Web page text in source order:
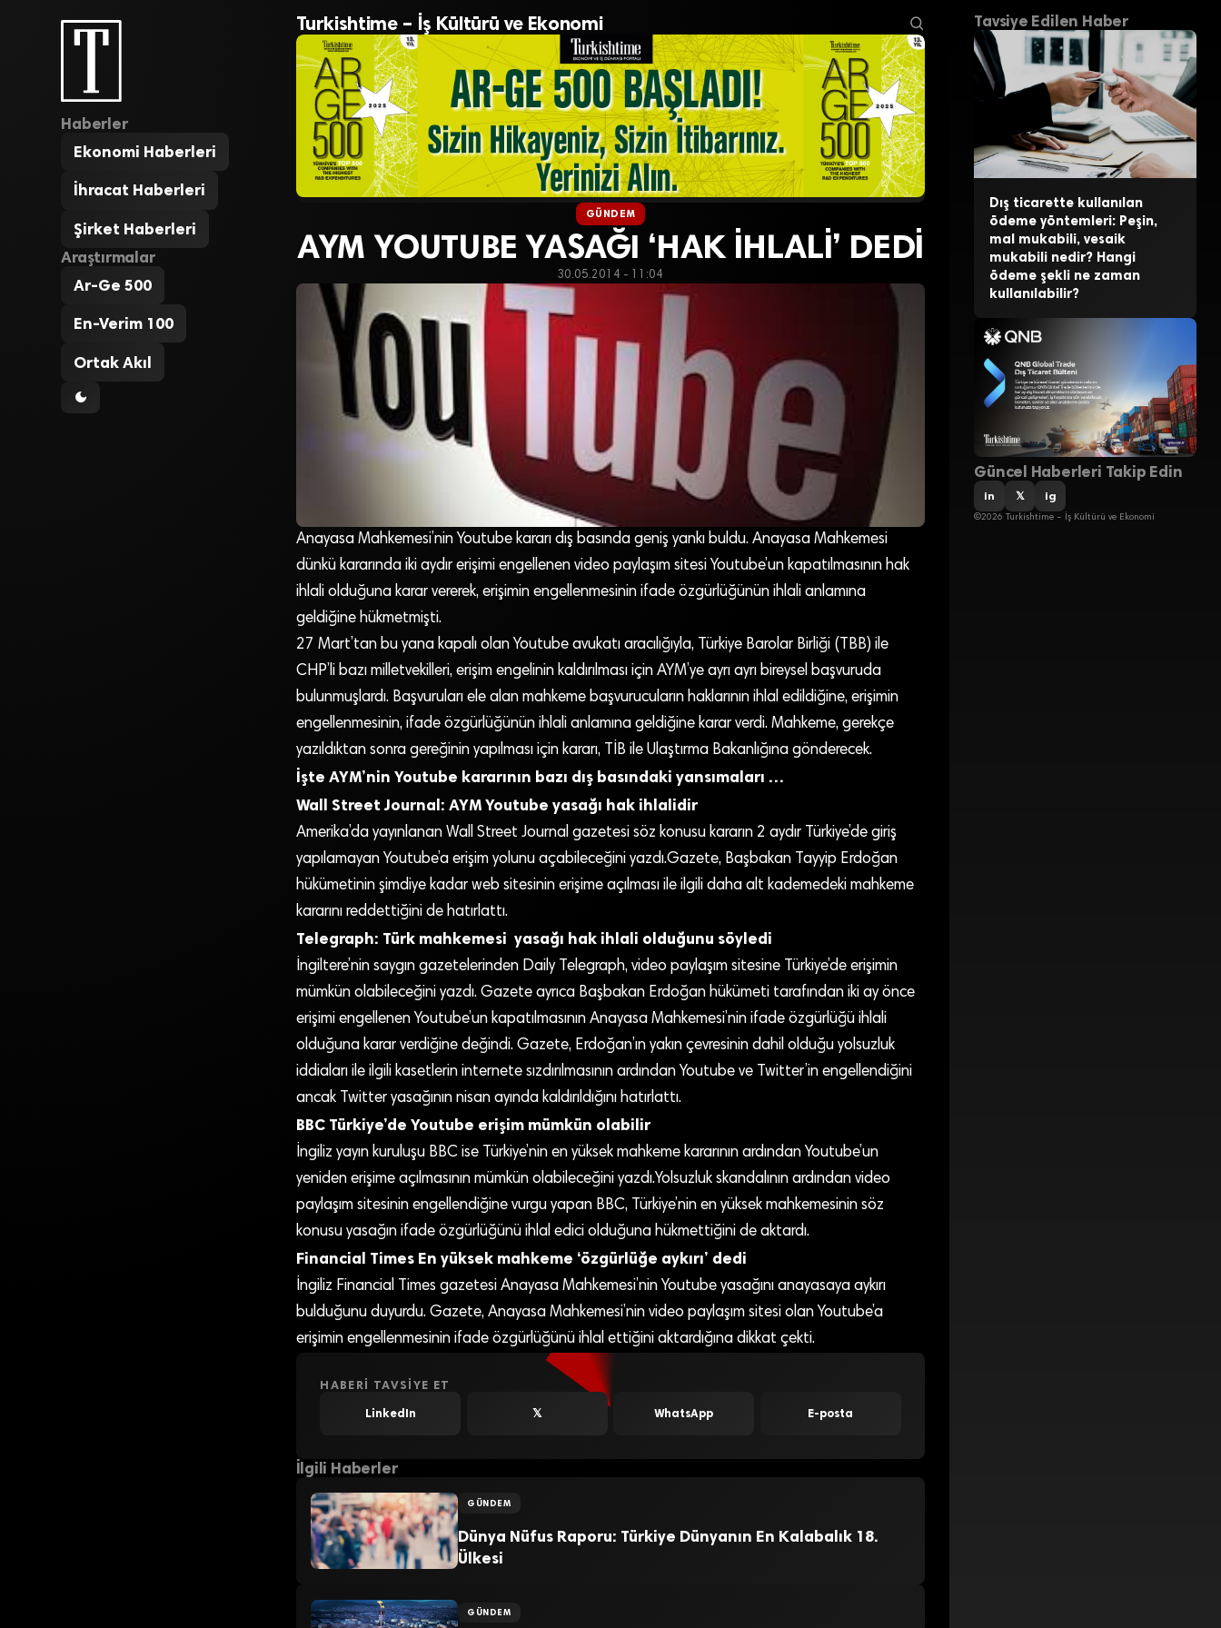
Haberler
Ekonomi Haberleri
İhracat Haberleri
Şirket Haberleri
Araştırmalar
Ar-Ge 500
En-Verim 100
Ortak Akıl
Turkishtime – İş Kültürü ve Ekonomi
GÜNDEM
AYM YOUTUBE YASAĞI ‘HAK İHLALİ’ DEDİ
30.05.2014 - 11:04
Anayasa Mahkemesi’nin Youtube kararı dış basında geniş yankı buldu. Anayasa Mahkemesi
dünkü kararında iki aydır erişimi engellenen video paylaşım sitesi Youtube’un kapatılmasının hak
ihlali olduğuna karar vererek, erişimin engellenmesinin ifade özgürlüğünün ihlali anlamına
geldiğine hükmetmişti.
27 Mart’tan bu yana kapalı olan Youtube avukatı aracılığıyla, Türkiye Barolar Birliği (TBB) ile
CHP’li bazı milletvekilleri, erişim engelinin kaldırılması için AYM’ye ayrı ayrı bireysel başvuruda
bulunmuşlardı. Başvuruları ele alan mahkeme başvurucuların haklarının ihlal edildiğine, erişimin
engellenmesinin, ifade özgürlüğünün ihlali anlamına geldiğine karar verdi. Mahkeme, gerekçe
yazıldıktan sonra gereğinin yapılması için kararı, TİB ile Ulaştırma Bakanlığına gönderecek.
İşte AYM’nin Youtube kararının bazı dış basındaki yansımaları …
Wall Street Journal: AYM Youtube yasağı hak ihlalidir
Amerika’da yayınlanan Wall Street Journal gazetesi söz konusu kararın 2 aydır Türkiye’de giriş
yapılamayan Youtube’a erişim yolunu açabileceğini yazdı.Gazete, Başbakan Tayyip Erdoğan
hükümetinin şimdiye kadar web sitesinin erişime açılması ile ilgili daha alt kademedeki mahkeme
kararını reddettiğini de hatırlattı.
Telegraph: Türk mahkemesi yasağı hak ihlali olduğunu söyledi
İngiltere’nin saygın gazetelerinden Daily Telegraph, video paylaşım sitesine Türkiye’de erişimin
mümkün olabileceğini yazdı. Gazete ayrıca Başbakan Erdoğan hükümeti tarafından iki ay önce
erişimi engellenen Youtube’un kapatılmasının Anayasa Mahkemesi’nin ifade özgürlüğü ihlali
olduğuna karar verdiğine değindi. Gazete, Erdoğan’ın yakın çevresinin dahil olduğu yolsuzluk
iddiaları ile ilgili kasetlerin internete sızdırılmasının ardından Youtube ve Twitter’in engellendiğini
ancak Twitter yasağının nisan ayında kaldırıldığını hatırlattı.
BBC Türkiye’de Youtube erişim mümkün olabilir
İngiliz yayın kuruluşu BBC ise Türkiye’nin en yüksek mahkeme kararının ardından Youtube’un
yeniden erişime açılmasının mümkün olabileceğini yazdı.Yolsuzluk skandalının ardından video
paylaşım sitesinin engellendiğine vurgu yapan BBC, Türkiye’nin en yüksek mahkemesinin söz
konusu yasağın ifade özgürlüğünü ihlal edici olduğuna hükmettiğini de aktardı.
Financial Times En yüksek mahkeme ‘özgürlüğe aykırı’ dedi
İngiliz Financial Times gazetesi Anayasa Mahkemesi’nin Youtube yasağını anayasaya aykırı
bulduğunu duyurdu. Gazete, Anayasa Mahkemesi’nin video paylaşım sitesi olan Youtube’a
erişimin engellenmesinin ifade özgürlüğünü ihlal ettiğini aktardığına dikkat çekti.
HABERI TAVSIYE ET
LinkedIn 𝕏 WhatsApp E-posta
İlgili Haberler
GÜNDEM
Dünya Nüfus Raporu: Türkiye Dünyanın En Kalabalık 18.
Ülkesi
GÜNDEM
Tavsiye Edilen Haber
Dış ticarette kullanılan
ödeme yöntemleri: Peşin,
mal mukabili, vesaik
mukabili nedir? Hangi
ödeme şekli ne zaman
kullanılabilir?
Güncel Haberleri Takip Edin
in 𝕏 ig
©2026 Turkishtime – İş Kültürü ve Ekonomi